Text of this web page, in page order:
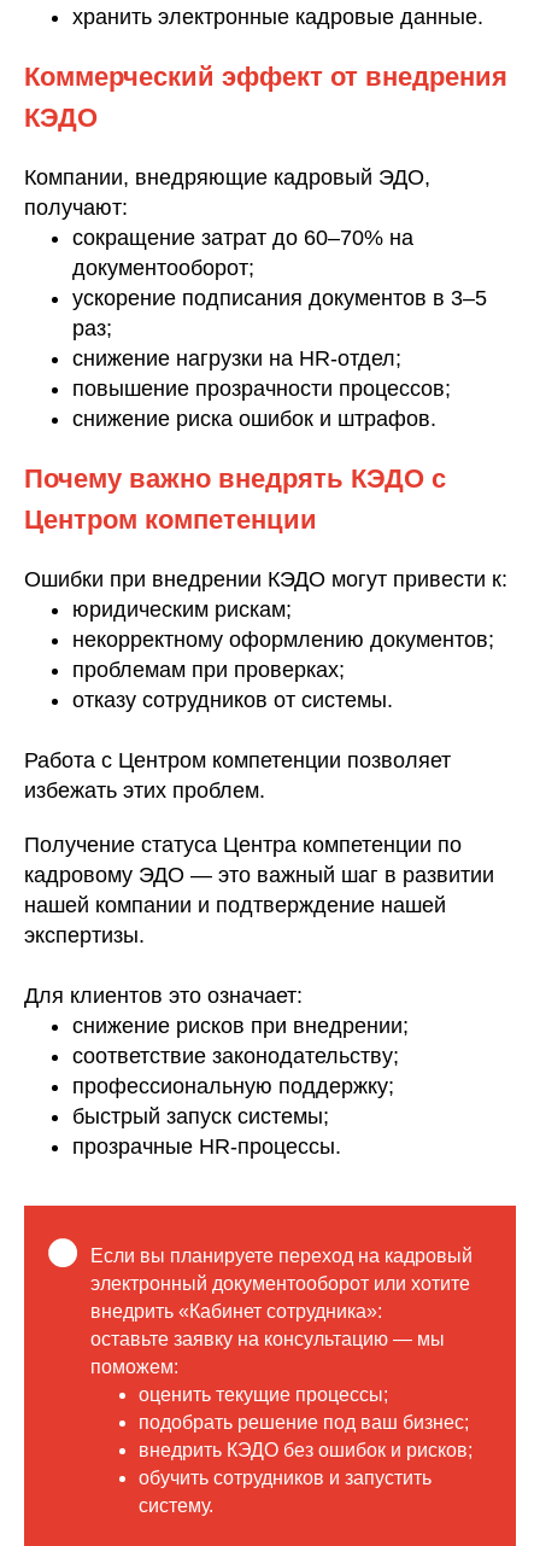
хранить электронные кадровые данные.
Коммерческий эффект от внедрения
КЭДО
Компании, внедряющие кадровый ЭДО,
получают:
сокращение затрат до 60–70% на
документооборот;
ускорение подписания документов в 3–5
раз;
снижение нагрузки на HR-отдел;
повышение прозрачности процессов;
снижение риска ошибок и штрафов.
Почему важно внедрять КЭДО с
Центром компетенции
Ошибки при внедрении КЭДО могут привести к:
юридическим рискам;
некорректному оформлению документов;
проблемам при проверках;
отказу сотрудников от системы.
Работа с Центром компетенции позволяет
избежать этих проблем.
Получение статуса Центра компетенции по
кадровому ЭДО — это важный шаг в развитии
нашей компании и подтверждение нашей
экспертизы.
Для клиентов это означает:
снижение рисков при внедрении;
соответствие законодательству;
профессиональную поддержку;
быстрый запуск системы;
прозрачные HR-процессы.
Если вы планируете переход на кадровый
электронный документооборот или хотите
внедрить «Кабинет сотрудника»:
оставьте заявку на консультацию — мы
поможем:
оценить текущие процессы;
подобрать решение под ваш бизнес;
внедрить КЭДО без ошибок и рисков;
обучить сотрудников и запустить
систему.